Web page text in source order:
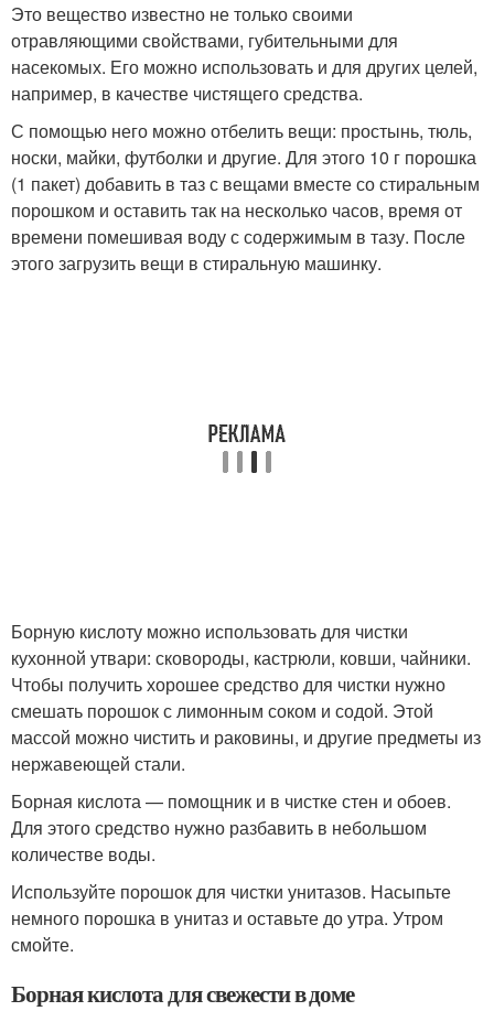
Это вещество известно не только своими
отравляющими свойствами, губительными для
насекомых. Его можно использовать и для других целей,
например, в качестве чистящего средства.
С помощью него можно отбелить вещи: простынь, тюль,
носки, майки, футболки и другие. Для этого 10 г порошка
(1 пакет) добавить в таз с вещами вместе со стиральным
порошком и оставить так на несколько часов, время от
времени помешивая воду с содержимым в тазу. После
этого загрузить вещи в стиральную машинку.
Борную кислоту можно использовать для чистки
кухонной утвари: сковороды, кастрюли, ковши, чайники.
Чтобы получить хорошее средство для чистки нужно
смешать порошок с лимонным соком и содой. Этой
массой можно чистить и раковины, и другие предметы из
нержавеющей стали.
Борная кислота — помощник и в чистке стен и обоев.
Для этого средство нужно разбавить в небольшом
количестве воды.
Используйте порошок для чистки унитазов. Насыпьте
немного порошка в унитаз и оставьте до утра. Утром
смойте.
Борная кислота для свежести в доме